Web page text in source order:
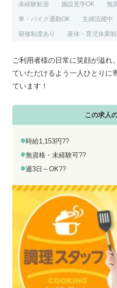
お電話でのお問い合わせ
未経験歓迎 施設見学OK 無
車・バイク通勤OK 主婦活躍中
研修制度あり 産休・育児休業制
ご利用者様の日常に笑顔が溢れ
ていただけるよう一人ひとりに
ています！
この求人
時給1,153円??
無資格・未経験可??
週3日～OK??